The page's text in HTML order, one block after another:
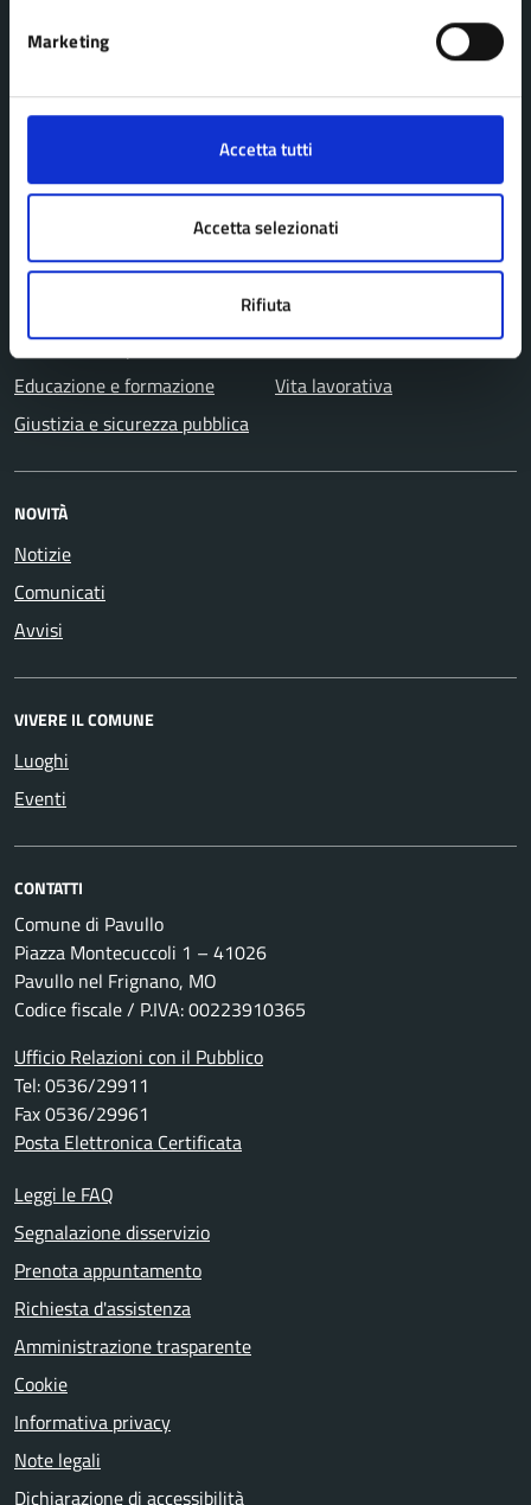
Marketing
Accetta tutti
Accetta selezionati
Rifiuta
Agricoltura e pesca
Anagrafe e stato civile
Autorizzazioni
Cultura e tempo libero
Educazione e formazione
Giustizia e sicurezza pubblica
Imprese e commercio
Mobilità e trasporti
Salute, benessere e
assistenza
Tributi, finanze e
contravvenzioni
Turismo
Vita lavorativa
NOVITÀ
Notizie
Comunicati
Avvisi
VIVERE IL COMUNE
Luoghi
Eventi
CONTATTI
Comune di Pavullo
Piazza Montecuccoli 1 – 41026
Pavullo nel Frignano, MO
Codice fiscale / P.IVA: 00223910365
Ufficio Relazioni con il Pubblico
Tel: 0536/29911
Fax 0536/29961
Posta Elettronica Certificata
Leggi le FAQ
Segnalazione disservizio
Prenota appuntamento
Richiesta d'assistenza
Amministrazione trasparente
Cookie
Informativa privacy
Note legali
Dichiarazione di accessibilità